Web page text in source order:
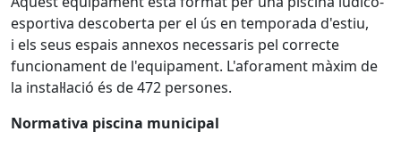
esportiva descoberta per el ús en temporada d'estiu,
i els seus espais annexos necessaris pel correcte
funcionament de l'equipament. L'aforament màxim de
la instal·lació és de 472 persones.
Normativa piscina municipal